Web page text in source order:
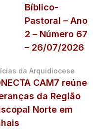
Bíblico-
Pastoral – Ano
2 – Número 67
– 26/07/2026
da Arquidiocese
CAM7 reúne
da Região
Norte em